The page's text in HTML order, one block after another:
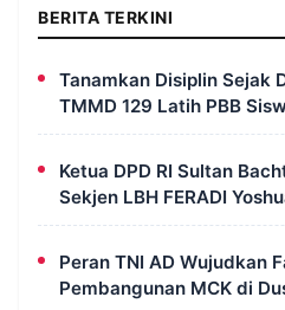
BERITA TERKINI
Tanamkan Disiplin Sejak
TMMD 129 Latih PBB
Wanam
Ketua DPD RI Sultan
Sekjen LBH FERADI
Geopolitik dan
Peran TNI AD Wujudkan
Pembangunan MCK di